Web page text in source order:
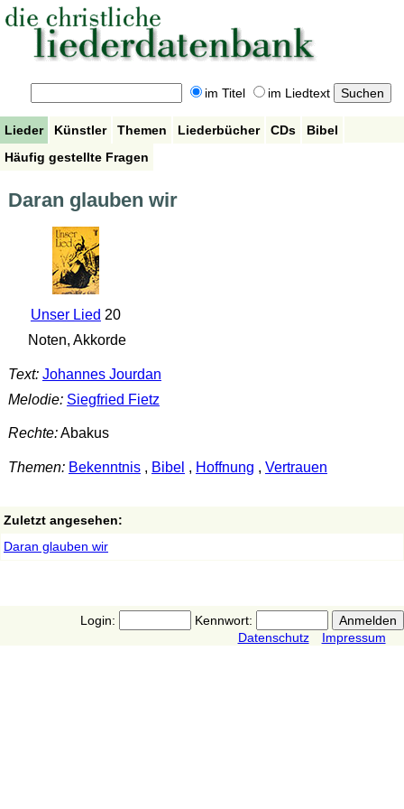
im Titel im Liedtext
Lieder Künstler Themen Liederbücher CDs
Bibel
Häufig gestellte Fragen
Daran glauben wir
Unser Lied 20
Noten, Akkorde
Text: Johannes Jourdan
Melodie: Siegfried Fietz
Rechte:Abakus
Themen: Bekenntnis, Bibel , Hoffnung , Vertrauen
Zuletzt angesehen:
Daran glauben wir
Login:
Kennwort:
Datenschutz
Impressum